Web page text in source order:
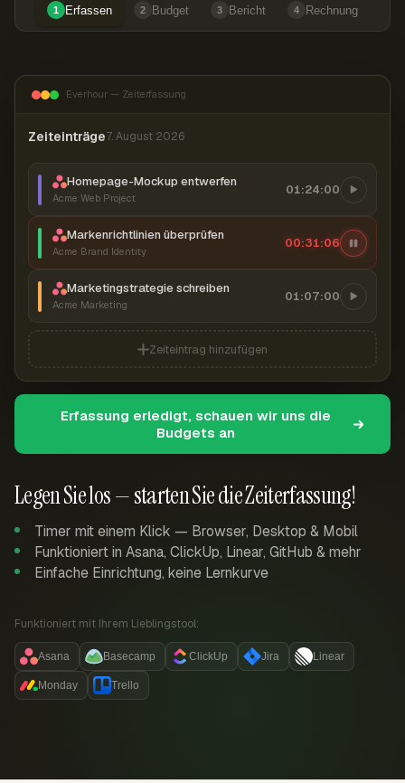
1 Erfassen 2 Budget 3 Bericht 4 Rechnung
Legen Sie los — starten Sie die Zeiterfassung!
Timer mit einem Klick — Browser, Desktop & Mobil
Funktioniert in Asana, ClickUp, Linear, GitHub & mehr
Einfache Einrichtung, keine Lernkurve
Funktioniert mit Ihrem Lieblingstool:
Asana Basecamp ClickUp Jira Linear
Monday Trello
Everhour — Zeiterfassung
Zeiteinträge7. August 2026
Homepage-Mockup entwerfen
Acme Web Project
01:24:00
Markenrichtlinien überprüfen
Acme Brand Identity
00:31:07
Marketingstrategie schreiben
Acme Marketing
01:07:00
Zeiteintrag hinzufügen
Erfassung erledigt, schauen wir uns die
Budgets an